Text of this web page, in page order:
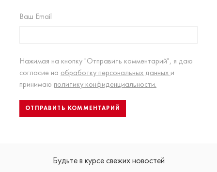
Ваш Email
Нажимая на кнопку "Отправить комментарий", я даю
согласие на обработку персональных данных и
принимаю политику конфиденциальности.
Будьте в курсе свежих новостей